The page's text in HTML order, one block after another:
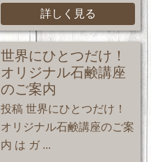
詳しく見る
世界にひとつだけ！
オリジナル石鹸講座
のご案内
投稿 世界にひとつだけ！
オリジナル石鹸講座のご案
内 は ガ ...